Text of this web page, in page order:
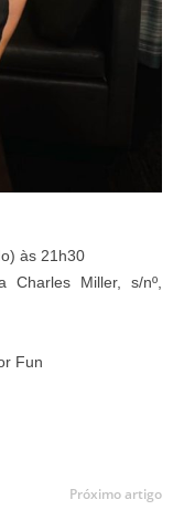
às 21h30
Charles Miller, s/nº,
Fun
Próximo artigo